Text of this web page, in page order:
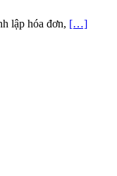
lập hóa đơn, […]